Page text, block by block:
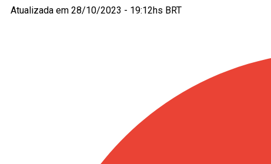
Atualizada em 28/10/2023 - 19:12hs BRT